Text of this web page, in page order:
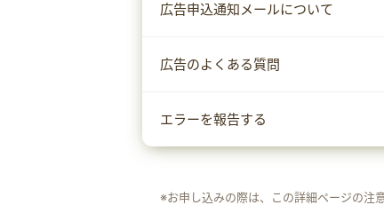
広告申込通知メールについて
広告のよくある質問
エラーを報告する
※お申し込みの際は、この詳細ページの注